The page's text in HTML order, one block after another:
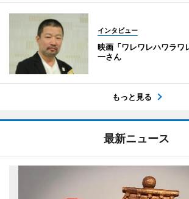
インタビュー
映画「ワレワレハワラワ
一さん
もっと見る
最新ニュース